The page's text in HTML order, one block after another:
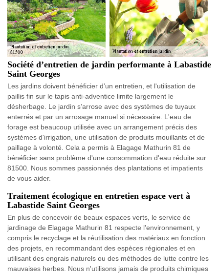
Société d’entretien de jardin performante à Labastide
Saint Georges
Les jardins doivent bénéficier d’un entretien, et l'utilisation de
paillis fin sur le tapis anti-adventice limite largement le
désherbage. Le jardin s’arrose avec des systèmes de tuyaux
enterrés et par un arrosage manuel si nécessaire. L'eau de
forage est beaucoup utilisée avec un arrangement précis des
systèmes d'irrigation, une utilisation de produits mouillants et de
paillage à volonté. Cela a permis à Elagage Mathurin 81 de
bénéficier sans problème d'une consommation d'eau réduite sur
81500. Nous sommes passionnés des plantations et impatients
de vous aider.
Traitement écologique en entretien espace vert à
Labastide Saint Georges
En plus de concevoir de beaux espaces verts, le service de
jardinage de Elagage Mathurin 81 respecte l'environnement, y
compris le recyclage et la réutilisation des matériaux en fonction
des projets, en recommandant des espèces régionales et en
utilisant des engrais naturels ou des méthodes de lutte contre les
mauvaises herbes. Nous n'utilisons jamais de produits chimiques